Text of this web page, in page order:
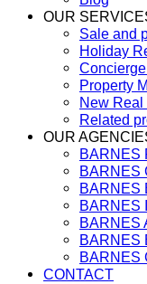
OUR
Sale and
Holiday
Property
New Real
Related
OUR
BARNES
BARNES
BARNES
BARNES
BARNES
BARNES
BARNES
CONTACT